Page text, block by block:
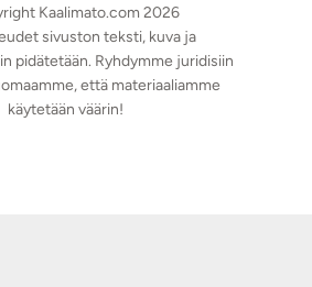
Kaalimato.com 2026
sivuston teksti, kuva ja
pidätetään. Ryhdymme juridisiin
että materiaaliamme
käytetään väärin!